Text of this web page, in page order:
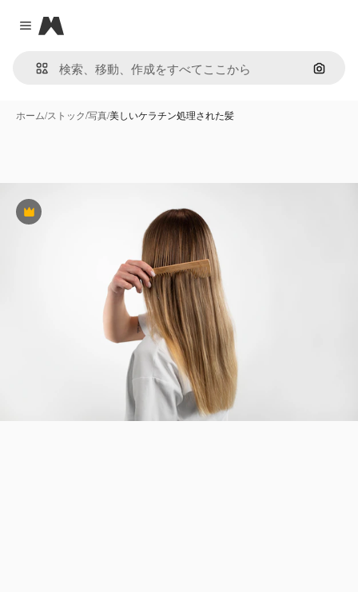
Close menu
Magnific
画像で
ホーム/ストック/写真/美しいケラチン処理された髪
Premium